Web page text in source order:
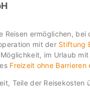
ermöglichen,
mit der Stiftung
im Urlaub
Freizeit ohne Barrieren
Teile der